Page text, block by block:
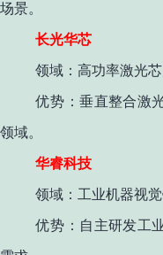
场景。
长光华芯
领域 ：高功率激光芯
优势 ：垂直整合激
领域。
华睿科技
领域 ：工业机器视
优势 ：自主研发工